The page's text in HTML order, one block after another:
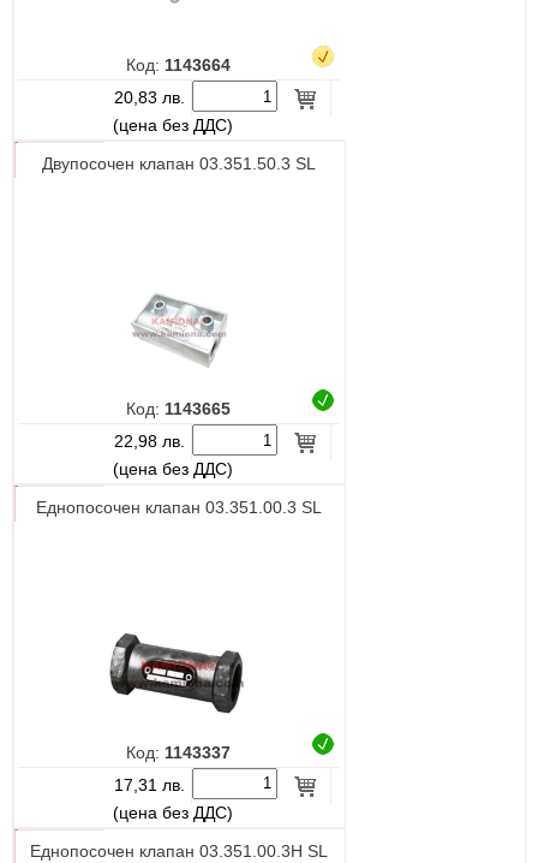
Код:1143664
20,83 лв.
(цена без ДДС)
Двупосочен клапан 03.351.50.3 SL
Код:1143665
22,98 лв.
(цена без ДДС)
Еднопосочен клапан 03.351.00.3 SL
Код:1143337
17,31 лв.
(цена без ДДС)
Еднопосочен клапан 03.351.00.3H SL